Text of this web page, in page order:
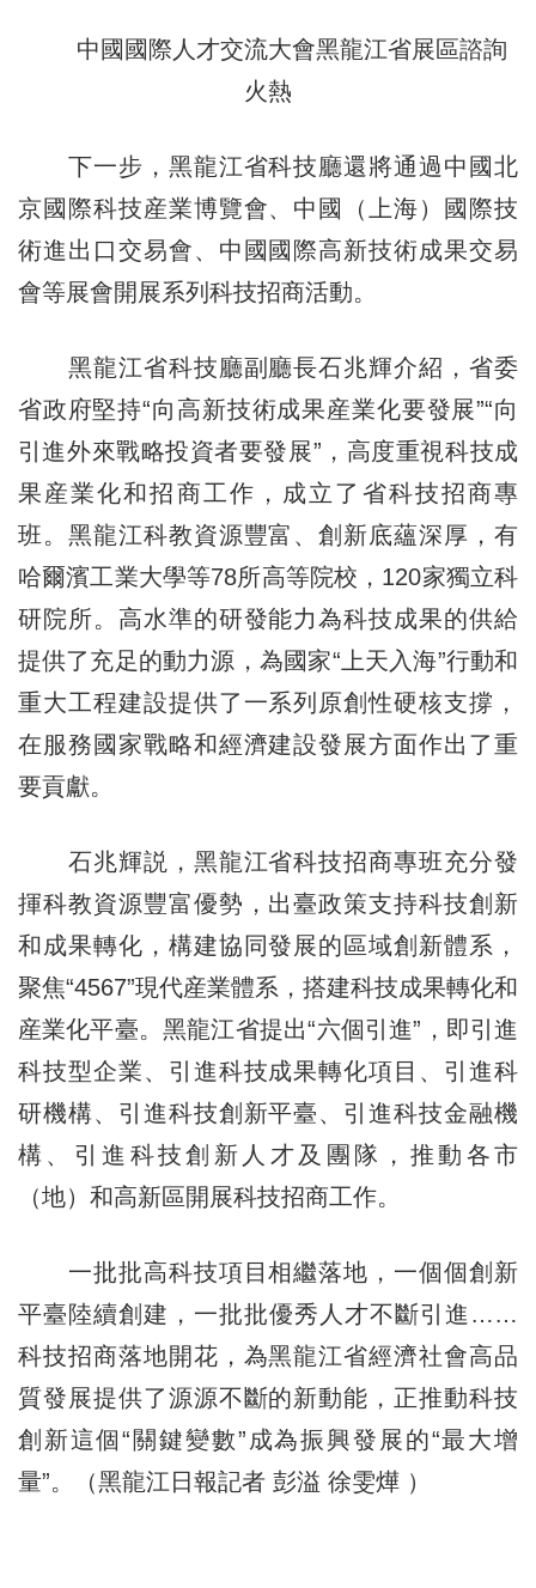
中國國際人才交流大會黑龍江省展區諮詢
火熱
下一步，黑龍江省科技廳還將通過中國北
京國際科技産業博覽會、中國（上海）國際技
術進出口交易會、中國國際高新技術成果交易
會等展會開展系列科技招商活動。
黑龍江省科技廳副廳長石兆輝介紹，省委
省政府堅持“向高新技術成果産業化要發展”“向
引進外來戰略投資者要發展”，高度重視科技成
果産業化和招商工作，成立了省科技招商專
班。黑龍江科教資源豐富、創新底蘊深厚，有
哈爾濱工業大學等78所高等院校，120家獨立科
研院所。高水準的研發能力為科技成果的供給
提供了充足的動力源，為國家“上天入海”行動和
重大工程建設提供了一系列原創性硬核支撐，
在服務國家戰略和經濟建設發展方面作出了重
要貢獻。
石兆輝説，黑龍江省科技招商專班充分發
揮科教資源豐富優勢，出臺政策支持科技創新
和成果轉化，構建協同發展的區域創新體系，
聚焦“4567”現代産業體系，搭建科技成果轉化和
産業化平臺。黑龍江省提出“六個引進”，即引進
科技型企業、引進科技成果轉化項目、引進科
研機構、引進科技創新平臺、引進科技金融機
構、引進科技創新人才及團隊，推動各市
（地）和高新區開展科技招商工作。
一批批高科技項目相繼落地，一個個創新
平臺陸續創建，一批批優秀人才不斷引進……
科技招商落地開花，為黑龍江省經濟社會高品
質發展提供了源源不斷的新動能，正推動科技
創新這個“關鍵變數”成為振興發展的“最大增
量”。（黑龍江日報記者 彭溢 徐雯燁 ）